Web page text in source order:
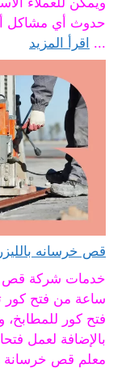
حدوث أي مشاكل
... اقرأ المزيد
قص خرسانه بالليزر الكويت
ساعة من فتح كور
فتح كور
بالإضافة لعمل
معلم قص خرسانة